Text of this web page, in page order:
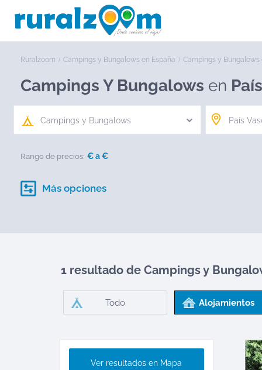
Ruralzoom Campings y Bungalows en España Campings y Bungalows
Campings Y Bungalows en
Campings y Bungalows
Rango de precios: € a€
Más opciones
1 resultado de Campings y
Todo Alojamientos
Ver resultados en Mapa